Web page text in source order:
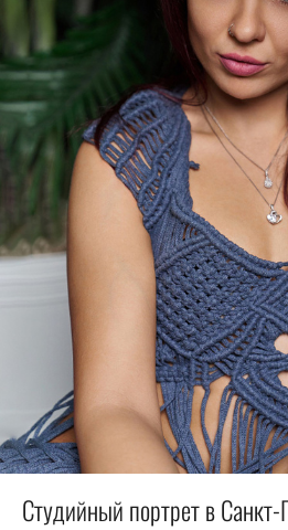
Студийный портрет в Санкт-